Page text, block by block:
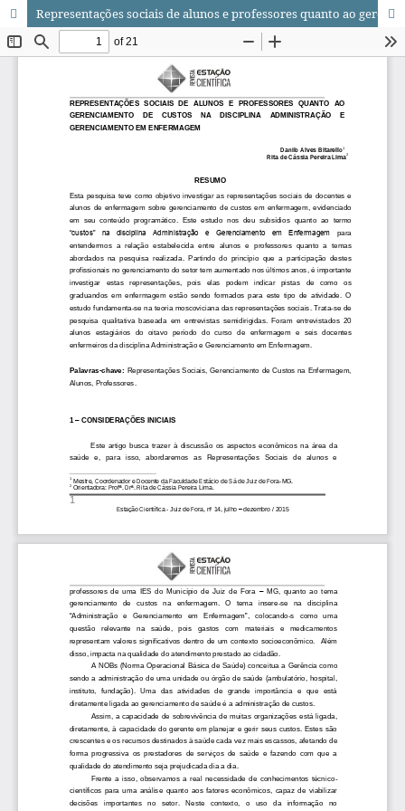
Representações sociais de alunos e professores quanto ao gerenciamento de custos na disciplina administração e gerenciamento em enfermagem